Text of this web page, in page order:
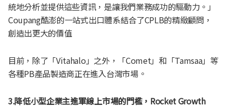
統地分析並提供這些資訊，是讓我們業務成功的驅動力。」
Coupang酷澎的一站式出口體系結合了CPLB的精緻顧問，
創造出更大的價值
目前，除了「Vitahalo」之外，「Comet」和「Tamsaa」等
各種PB產品製造商正在進入台灣市場。
3.降低小型企業主進軍線上市場的門檻，Rocket Growth